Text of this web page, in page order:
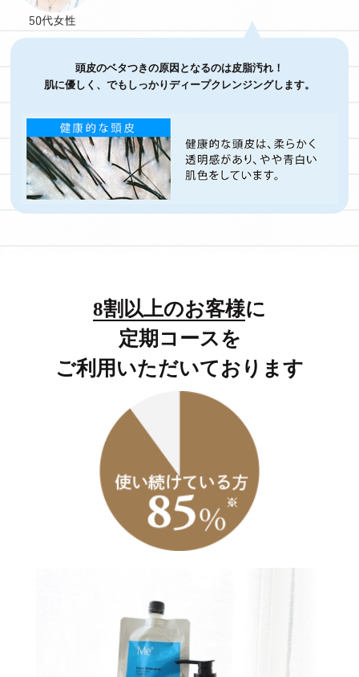
頭皮のベタつきの原因となるのは皮脂汚れ！
肌に優しく、でもしっかりディープクレンジングします。
8割以上のお客様に
定期コースを
ご利用いただいております